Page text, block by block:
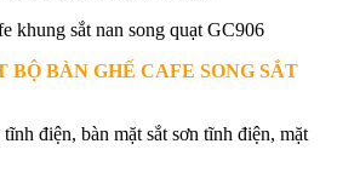
BÀN GHẾ CAFE SONG SẮT
điện, bàn mặt sắt sơn tĩnh điện, mặt